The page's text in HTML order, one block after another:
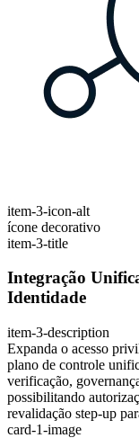
item-3-icon-alt
ícone decorativo
item-3-title
Integração
Identidade
item-3-description
Expanda o acesso
plano de controle
verificação,
possibilitando
revalidação step-up
card-1-image